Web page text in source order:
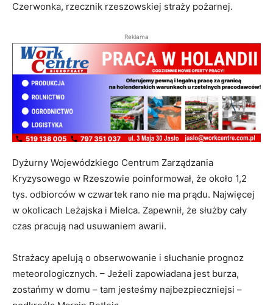
Czerwonka, rzecznik rzeszowskiej straży pożarnej.
Reklama
Dyżurny Wojewódzkiego Centrum Zarządzania
Kryzysowego w Rzeszowie poinformował, że około 1,2
tys. odbiorców w czwartek rano nie ma prądu. Najwięcej
w okolicach Leżajska i Mielca. Zapewnił, że służby cały
czas pracują nad usuwaniem awarii.
Strażacy apelują o obserwowanie i słuchanie prognoz
meteorologicznych. – Jeżeli zapowiadana jest burza,
zostańmy w domu – tam jesteśmy najbezpieczniejsi –